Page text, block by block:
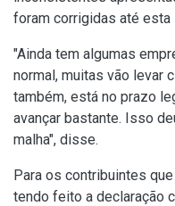
foram corrigidas até esta
"Ainda tem algumas
normal, muitas vão levar
também, está no prazo
avançar bastante. Isso
malha", disse.
Para os contribuintes
tendo feito a declaração